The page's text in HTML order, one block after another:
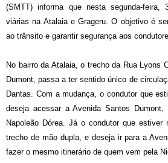
(SMTT) informa que nesta segunda-feira,
viárias na Atalaia e Grageru. O objetivo é
ao trânsito e garantir segurança aos
No bairro da Atalaia, o trecho da Rua Lyons
Dumont, passa a ter sentido único de
Dantas. Com a mudança, o condutor que
deseja acessar a Avenida Santos
Napoleão Dórea. Já o condutor que estiver
trecho de mão dupla, e deseja ir para a
fazer o mesmo itinerário de quem vem pela